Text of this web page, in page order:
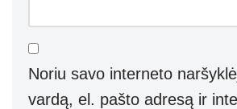
Noriu savo interneto
vardą, el. pašto adresą ir